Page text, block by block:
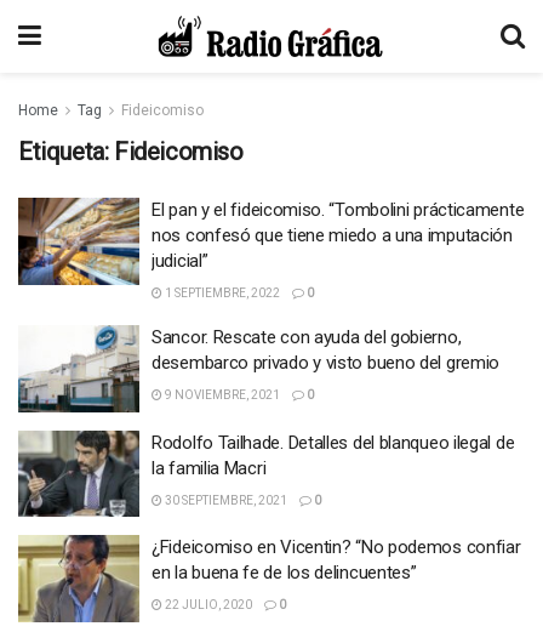
Home Tag Fideicomiso
Etiqueta: Fideicomiso
El pan y el fideicomiso. “Tombolini prácticamente
nos confesó que tiene miedo a una imputación
judicial”
1 SEPTIEMBRE, 2022 0
Sancor. Rescate con ayuda del gobierno,
desembarco privado y visto bueno del gremio
9 NOVIEMBRE, 2021 0
Rodolfo Tailhade. Detalles del blanqueo ilegal de
la familia Macri
30 SEPTIEMBRE, 2021 0
¿Fideicomiso en Vicentin? “No podemos confiar
en la buena fe de los delincuentes”
22 JULIO, 2020 0